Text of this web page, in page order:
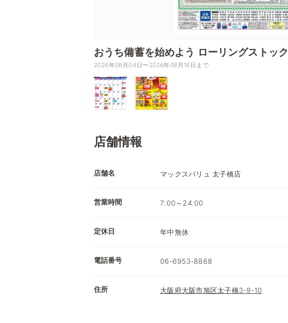
おうち備蓄を始めよう ローリングストック
2026年08月04日〜2026年08月16日まで
店舗情報
店舗名 マックスバリュ 太子橋店
営業時間 7:00～24:00
定休日 年中無休
電話番号 06-6953-8868
住所 大阪府大阪市旭区太子橋3-9-10